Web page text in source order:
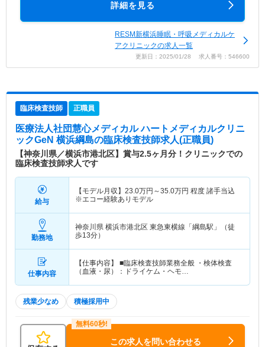
詳細を見る
RESM新横浜睡眠・呼吸メディカルケ
アクリニックの求人一覧
更新日：2025/01/28 求人番号：546600
臨床検査技師 正職員
医療法人社団慧心メディカル ハートメディカルクリニ
ックGeN 横浜綱島の臨床検査技師求人(正職員)
【神奈川県／横浜市港北区】賞与2.5ヶ月分！クリニックでの
臨床検査技師求人です
給与
【モデル月収】 23.0万円～35.0万円 程度 諸手当込
※エコー経験ありモデル
勤務地
神奈川県 横浜市港北区 東急東横線「綱島駅」（徒
歩13分）
仕事内容
【仕事内容】 ■臨床検査技師業務全般 ・検体検査
（血液・尿）：ドライケム・ヘモ…
残業少なめ 積極採用中
この求人を問い合わせる